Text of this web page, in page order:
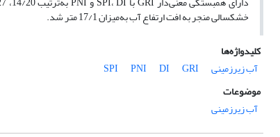
خشکسالی منجر به افت ارتفاع آب به‌میزان 17/1 متر شد.
کلیدواژه‌ها
آب زیرزمینی
SPI PNI DI
GRI
موضوعات
آب زیرزمینی